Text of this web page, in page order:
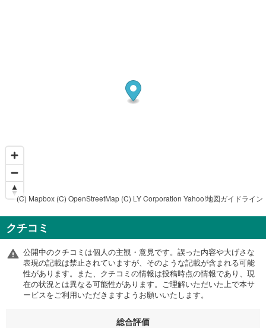
(C) Mapbox (C) OpenStreetMap (C) LY Corporation Yahoo!地図ガイドライン
クチコミ
公開中のクチコミは個人の主観・意見です。誤った内容や大げさな
表現の記載は禁止されていますが、そのような記載が含まれる可能
性があります。また、クチコミの情報は投稿時点の情報であり、現
在の状況とは異なる可能性があります。ご理解いただいた上で本サ
ービスをご利用いただきますようお願いいたします。
総合評価